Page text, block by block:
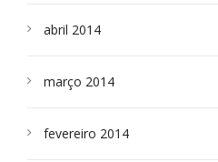
abril 2014
março 2014
fevereiro 2014